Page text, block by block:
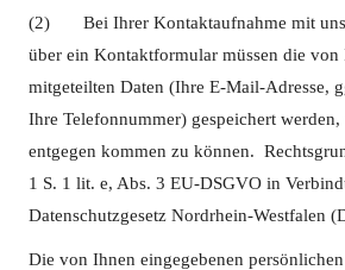
(2) Bei Ihrer Kontaktaufnahme mit uns
über ein Kontaktformular müssen die
mitgeteilten Daten (Ihre E-Mail-Adresse,
Ihre Telefonnummer) gespeichert
entgegen kommen zu können.
1 S. 1 lit. e, Abs. 3 EU-DSGVO in
Datenschutzgesetz Nordrhein-
Die von Ihnen eingegebenen